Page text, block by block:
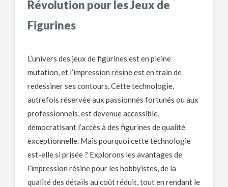
Révolution pour les Jeux de
Figurines
L’univers des jeux de figurines est en pleine
mutation, et l’impression résine est en train de
redessiner ses contours. Cette technologie,
autrefois réservée aux passionnés fortunés ou aux
professionnels, est devenue accessible,
démocratisant l’accès à des figurines de qualité
exceptionnelle. Mais pourquoi cette technologie
est-elle si prisée ? Explorons les avantages de
l’impression résine pour les hobbyistes, de la
qualité des détails au coût réduit, tout en rendant le